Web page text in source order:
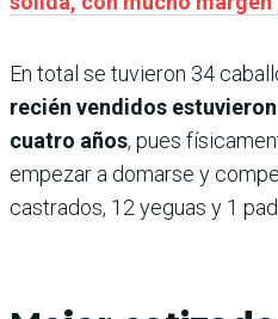
En total se tuvieron 34
recién vendidos
cuatro años, pues
empezar a domarse y
castrados, 12 yeguas y 1